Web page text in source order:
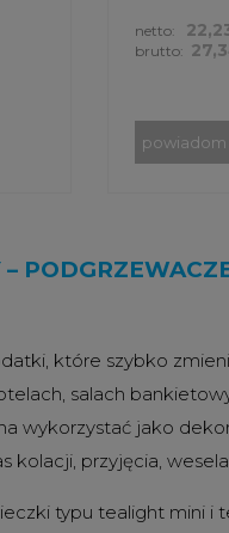
brutto:
netto:
powiadom
które szybko
salach
wykorzystać jako
kolacji, przyjęcia,
typu tealight mini